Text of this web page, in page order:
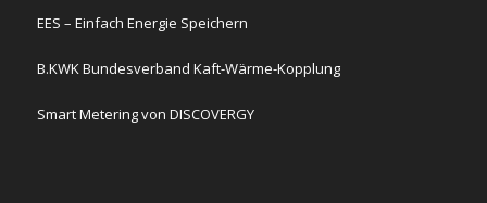
EES – Einfach Energie Speichern
B.KWK Bundesverband Kaft-Wärme-Kopplung
Smart Metering von DISCOVERGY